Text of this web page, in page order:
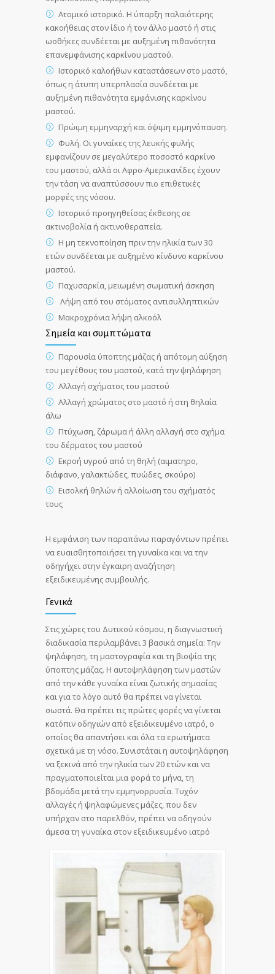
Ατομικό ιστορικό. Η ύπαρξη παλαιότερης
κακοήθειας στον ίδιο ή τον άλλο μαστό ή στις
ωοθήκες συνδέεται με αυξημένη πιθανότητα
επανεμφάνισης καρκίνου μαστού.
Ιστορικό καλοήθων καταστάσεων στο μαστό,
όπως η άτυπη υπερπλασία συνδέεται με
αυξημένη πιθανότητα εμφάνισης καρκίνου
μαστού.
Πρώιμη εμμηναρχή και όψιμη εμμηνόπαυση.
Φυλή. Οι γυναίκες της λευκής φυλής
εμφανίζουν σε μεγαλύτερο ποσοστό καρκίνο
του μαστού, αλλά οι Αφρο-Αμερικανίδες έχουν
την τάση να αναπτύσσουν πιο επιθετικές
μορφές της νόσου.
Ιστορικό προηγηθείσας έκθεσης σε
ακτινοβολία ή ακτινοθεραπεία.
Η μη τεκνοποίηση πριν την ηλικία των 30
ετών συνδέεται με αυξημένο κίνδυνο καρκίνου
μαστού.
Παχυσαρκία, μειωμένη σωματική άσκηση
Λήψη από του στόματος αντισυλληπτικών
Μακροχρόνια λήψη αλκοόλ
Σημεία και συμπτώματα
Παρουσία ύποπτης μάζας ή απότομη αύξηση
του μεγέθους του μαστού, κατά την ψηλάφηση
Αλλαγή σχήματος του μαστού
Αλλαγή χρώματος στο μαστό ή στη θηλαία
άλω
Πτύχωση, ζάρωμα ή άλλη αλλαγή στο σχήμα
του δέρματος του μαστού
Εκροή υγρού από τη θηλή (αιματηρο,
διάφανο, γαλακτώδες, πυώδες, σκούρο)
Εισολκή θηλών ή αλλοίωση του σχήματός
τους
Η εμφάνιση των παραπάνω παραγόντων πρέπει
να ευαισθητοποιήσει τη γυναίκα και να την
οδηγήχει στην έγκαιρη αναζήτηση
εξειδικευμένης συμβουλής.
Γενικά
Στις χώρες του Δυτικού κόσμου, η διαγνωστική
διαδικασία περιλαμβάνει 3 βασικά σημεία: Την
ψηλάφηση, τη μαστογραφία και τη βιοψία της
ύποπτης μάζας. Η αυτοψηλάφηση των μαστών
από την κάθε γυναίκα είναι ζωτικής σημασίας
και για το λόγο αυτό θα πρέπει να γίνεται
σωστά. Θα πρέπει τις πρώτες φορές να γίνεται
κατόπιν οδηγιών από εξειδικευμένο ιατρό, ο
οποίος θα απαντήσει και όλα τα ερωτήματα
σχετικά με τη νόσο. Συνιστάται η αυτοψηλάφηση
να ξεκινά από την ηλικία των 20 ετών και να
πραγματοποιείται μια φορά το μήνα, τη
βδομάδα μετά την εμμηνορρυσία. Τυχόν
αλλαγές ή ψηλαφώμενες μάζες, που δεν
υπήρχαν στο παρελθόν, πρέπει να οδηγούν
άμεσα τη γυναίκα στον εξειδικευμένο ιατρό